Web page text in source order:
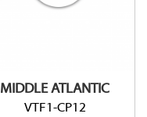
MIDDLE ATLANTIC
VTF1-CP12
Lot de 12 unités